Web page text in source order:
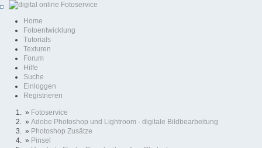
Home
Fotoentwicklung
Tutorials
Texturen
Forum
Hilfe
Suche
Einloggen
Registrieren
» Fotoservice
» Adobe Photoshop und Lightroom - digitale Bildbearbeitung
» Photoshop Zusätze
» Pinsel